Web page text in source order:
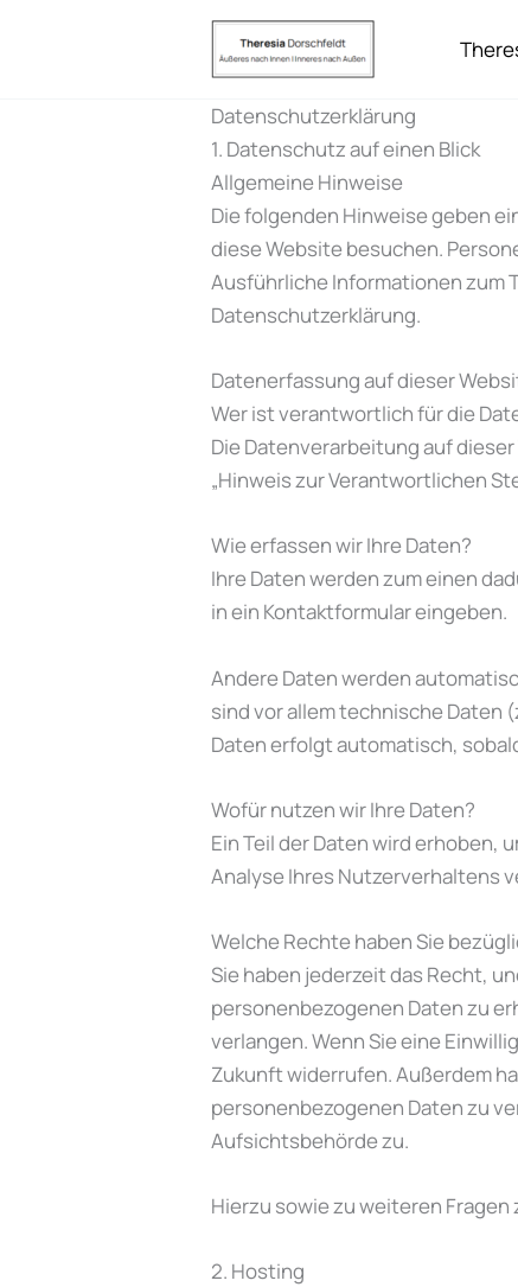
Datenschutz­erklärung
1. Datenschutz auf einen Blick
Allgemeine Hinweise
Die folgenden Hinweise geben
diese Website besuchen.
Ausführliche Informationen zum
Datenschutzerklärung.
Datenerfassung auf dieser
Wer ist verantwortlich für die
Die Datenverarbeitung auf
„Hinweis zur Verantwortlichen
Wie erfassen wir Ihre Daten?
Ihre Daten werden zum einen
in ein Kontaktformular eingeben.
Andere Daten werden
sind vor allem technische Daten
Daten erfolgt automatisch,
Wofür nutzen wir Ihre Daten?
Ein Teil der Daten wird erhoben,
Analyse Ihres Nutzerverhaltens
Welche Rechte haben Sie
Sie haben jederzeit das Recht,
personenbezogenen Daten zu
verlangen. Wenn Sie eine
Zukunft widerrufen. Außerdem
personenbezogenen Daten zu
Aufsichtsbehörde zu.
Hierzu sowie zu weiteren
2. Hosting